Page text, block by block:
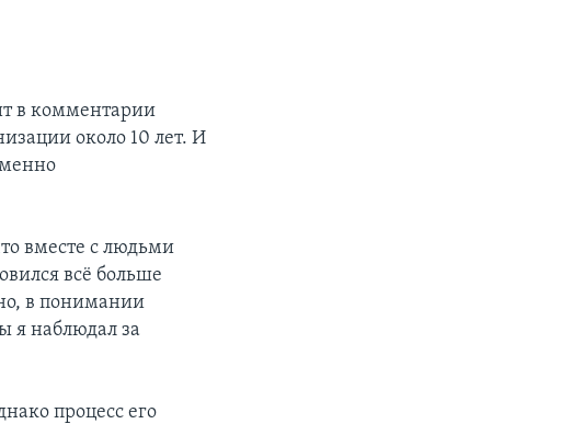
в комментарии
около 10 лет. И
вместе с людьми
всё больше
в понимании
я наблюдал за
процесс его